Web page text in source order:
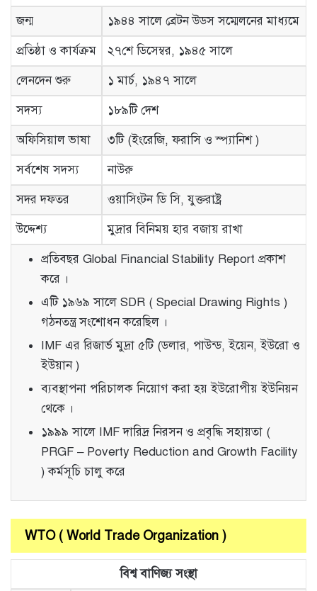
জন্ম
১৯৪৪ সালে ব্রেটন উডস সম্মেলনের মাধ্যমে
প্রতিষ্ঠা ও কার্যক্রম
২৭শে ডিসেম্বর, ১৯৪৫ সালে
লেনদেন শুরু
১ মার্চ, ১৯৪৭ সালে
সদস্য
১৮৯টি দেশ
অফিসিয়াল ভাষা
৩টি (ইংরেজি, ফরাসি ও স্প্যানিশ )
সর্বশেষ সদস্য
নাউরু
সদর দফতর
ওয়াসিংটন ডি সি, যুক্তরাষ্ট্র
উদ্দেশ্য
মুদ্রার বিনিময় হার বজায় রাখা
প্রতিবছর Global Financial Stability Report প্রকাশ
করে ।
এটি ১৯৬৯ সালে SDR ( Special Drawing Rights )
গঠনতন্ত্র সংশোধন করেছিল ।
IMF এর রিজার্ভ মুদ্রা ৫টি (ডলার, পাউন্ড, ইয়েন, ইউরো ও
ইউয়ান )
ব্যবস্থাপনা পরিচালক নিয়োগ করা হয় ইউরোপীয় ইউনিয়ন
থেকে ।
১৯৯৯ সালে IMF দারিদ্র নিরসন ও প্রবৃদ্ধি সহায়তা (
PRGF – Poverty Reduction and Growth Facility
) কর্মসূচি চালু করে
WTO ( World Trade Organization )
বিশ্ব বাণিজ্য সংস্থা